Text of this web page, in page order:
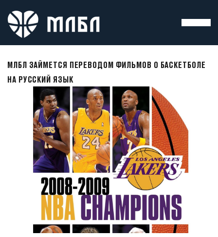
МЛБЛ ЗАЙМЕТСЯ ПЕРЕВОДОМ ФИЛЬМОВ О БАСКЕТБОЛЕ
НА РУССКИЙ ЯЗЫК